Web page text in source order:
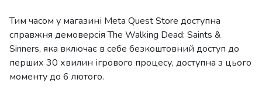
Тим часом у магазині Meta Quest Store доступна
справжня демоверсія The Walking Dead: Saints &
Sinners, яка включає в себе безкоштовний доступ до
перших 30 хвилин ігрового процесу, доступна з цього
моменту до 6 лютого.